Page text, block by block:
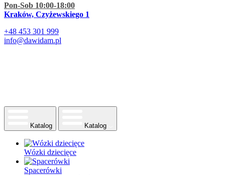
Pon-Sob 10:00-18:00
Kraków, Czyżewskiego 1
+48 453 301 999
info@dawidam.pl
Katalog Katalog
Wózki dziecięce
Spacerówki